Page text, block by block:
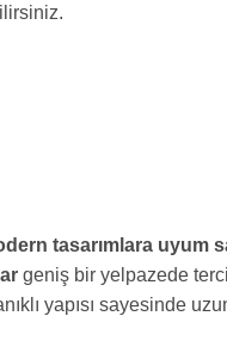
tasarımlara uyum
geniş bir yelpazede
yapısı sayesinde